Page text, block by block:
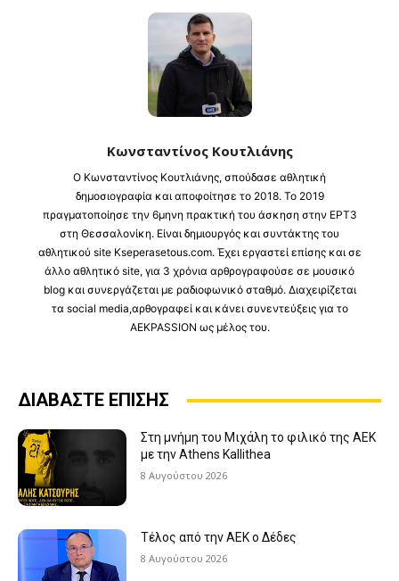
Κωνσταντίνος Κουτλιάνης
Ο Κωνσταντίνος Κουτλιάνης, σπούδασε αθλητική
δημοσιογραφία και αποφοίτησε το 2018. Το 2019
πραγματοποίησε την 6μηνη πρακτική του άσκηση στην ΕΡΤ3
στη Θεσσαλονίκη. Είναι δημιουργός και συντάκτης του
αθλητικού site Kseperasetous.com. Έχει εργαστεί επίσης και σε
άλλο αθλητικό site, για 3 χρόνια αρθρογραφούσε σε μουσικό
blog και συνεργάζεται με ραδιοφωνικό σταθμό. Διαχειρίζεται
τα social media,αρθογραφεί και κάνει συνεντεύξεις για το
AEKPASSION ως μέλος του.
ΔΙΑΒΑΣΤΕ ΕΠΙΣΗΣ
Στη μνήμη του Μιχάλη το φιλικό της ΑΕΚ
με την Athens Kallithea
8 Αυγούστου 2026
Τέλος από την ΑΕΚ ο Δέδες
8 Αυγούστου 2026